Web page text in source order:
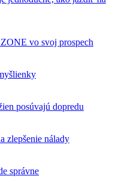
vo svoj prospech
posúvajú dopredu
zlepšenie nálady
správne